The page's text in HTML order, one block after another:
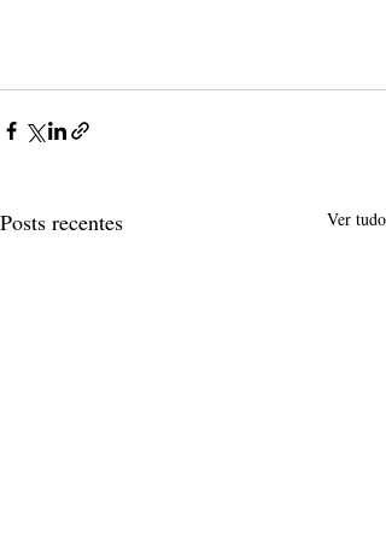
Posts recentes Ver tudo